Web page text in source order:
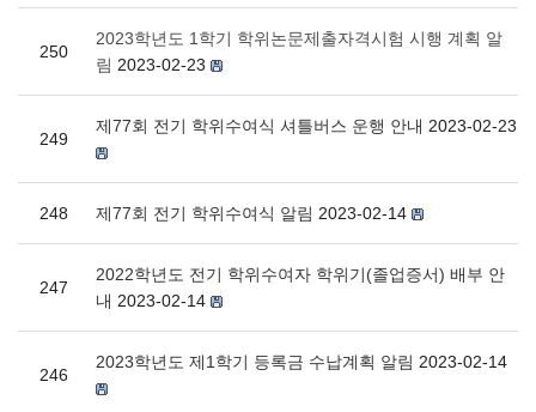
250
2023학년도 1학기 학위논문제출자격시험 시행 계획 알
림 2023-02-23
249
제77회 전기 학위수여식 셔틀버스 운행 안내 2023-02-23
248 제77회 전기 학위수여식 알림 2023-02-14
247
2022학년도 전기 학위수여자 학위기(졸업증서) 배부 안
내 2023-02-14
246
2023학년도 제1학기 등록금 수납계획 알림 2023-02-14